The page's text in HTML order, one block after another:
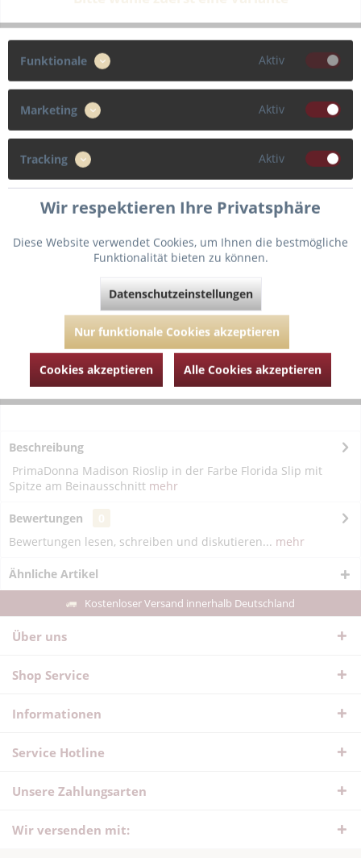
Farbe
40
In den Warenkorb
Fragen zum Artikel?
Artikel-Nr.: PD056-2120FLO-florida-40
Beschreibung
PrimaDonna Madison Rioslip in der Farbe Florida Slip mit
Spitze am Beinausschnitt mehr
Bewertungen
Bewertungen lesen, schreiben und diskutieren... mehr
Ähnliche Artikel
Kostenloser Versand innerhalb Deutschland
Über uns
Shop Service
Informationen
Service Hotline
Unsere Zahlungsarten
Wir versenden mit:
Funktionale Aktiv
Marketing Aktiv
Tracking Aktiv
Wir respektieren Ihre Privatsphäre
Diese Website verwendet Cookies, um Ihnen die bestmögliche
Funktionalität bieten zu können.
Datenschutzeinstellungen
Nur funktionale Cookies akzeptieren
Cookies akzeptieren Alle Cookies akzeptieren